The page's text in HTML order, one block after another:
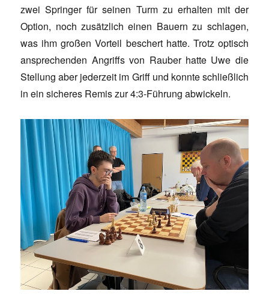
zwei Springer für seinen Turm zu erhalten mit der
Option, noch zusätzlich einen Bauern zu schlagen,
was ihm großen Vorteil beschert hatte. Trotz optisch
ansprechenden Angriffs von Rauber hatte Uwe die
Stellung aber jederzeit im Griff und konnte schließlich
in ein sicheres Remis zur 4:3-Führung abwickeln.